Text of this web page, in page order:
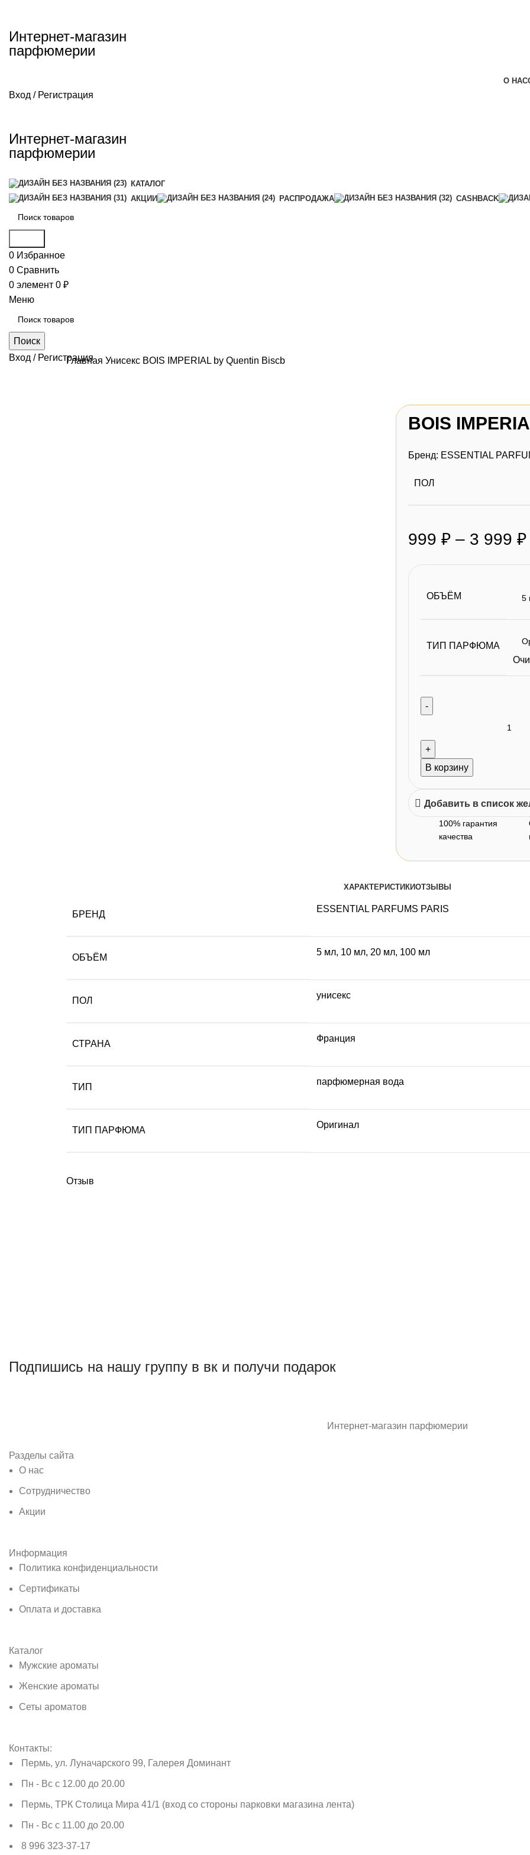
Интернет-магазин
парфюмерии
О НАС
Вход / Регистрация
Интернет-магазин
парфюмерии
КАТАЛОГ
АКЦИИ
РАСПРОДАЖА CASHBACK
0 Избранное
0 Сравнить
0 элемент 0 ₽
Меню
Поиск
Вход / Регистрация
Главная Унисекс BOIS IMPERIAL by Quentin Biscb
BOIS
Бренд: ESSENTIAL
ПОЛ
999 ₽– 3 999 ₽
ОБЪЁМ
ТИП ПАРФЮМА
В корзину
Добавить в список
100% гарантия
качества
ХАРАКТЕРИСТИКИОТЗЫВЫ
БРЕНД
ESSENTIAL PARFUMS PARIS
ОБЪЁМ
5 мл, 10 мл, 20 мл, 100 мл
ПОЛ
унисекс
СТРАНА
Франция
ТИП
парфюмерная вода
ТИП ПАРФЮМА
Оригинал
Отзыв
Подпишись на нашу группу в вк и получи подарок
Интернет-магазин парфюмерии
Разделы сайта
О нас
Сотрудничество
Акции
Информация
Политика конфиденциальности
Сертификаты
Оплата и доставка
Каталог
Мужские ароматы
Женские ароматы
Сеты ароматов
Контакты:
Пермь, ул. Луначарского 99, Галерея Доминант
Пн - Вс с 12.00 до 20.00
Пермь, ТРК Столица Мира 41/1 (вход со стороны парковки магазина лента)
Пн - Вс с 11.00 до 20.00
8 996 323-37-17